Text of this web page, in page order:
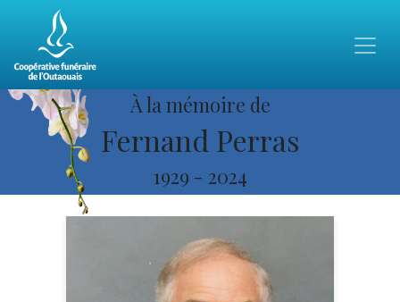
À la mémoire de
Fernand Perras
1929 - 2024